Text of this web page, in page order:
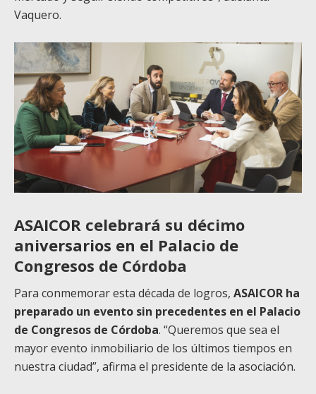
Vaquero.
ASAICOR celebrará su décimo
aniversarios en el Palacio de
Congresos de Córdoba
Para conmemorar esta década de logros, ASAICOR ha
preparado un evento sin precedentes en el Palacio
de Congresos de Córdoba. “Queremos que sea el
mayor evento inmobiliario de los últimos tiempos en
nuestra ciudad”, afirma el presidente de la asociación.